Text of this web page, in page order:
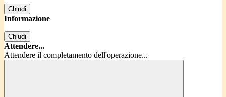
Chiudi
Informazione
Chiudi
Attendere...
Attendere il completamento dell'operazione...